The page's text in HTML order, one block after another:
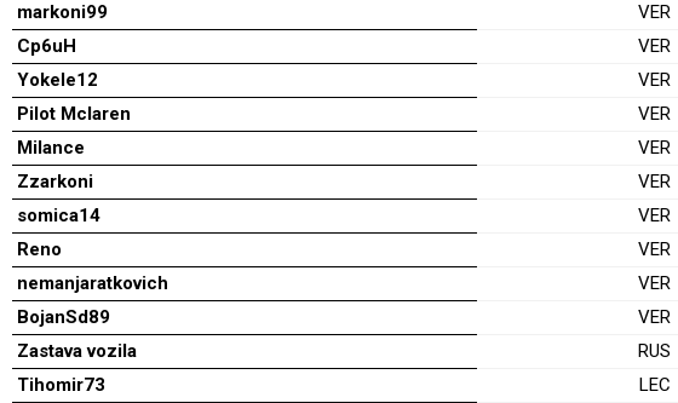
markoni99
VER
Cp6uH
VER
Yokele12
VER
Pilot Mclaren
VER
Milance
VER
Zzarkoni
VER
somica14
VER
Reno
VER
nemanjaratkovich
VER
BojanSd89
VER
Zastava vozila
RUS
Tihomir73
LEC